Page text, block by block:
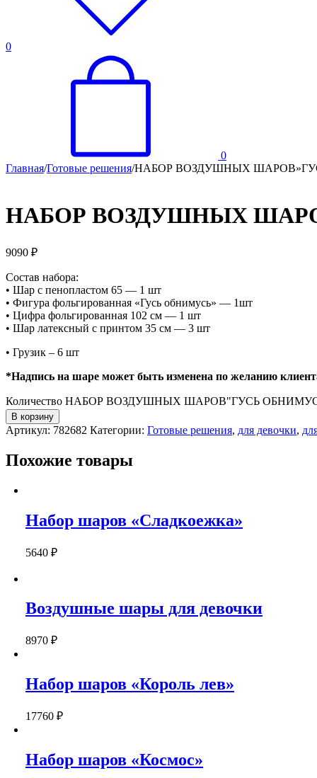
0
0
Главная/Готовые решения/НАБОР ВОЗДУШНЫХ
НАБОР ВОЗДУШНЫХ
9090 ₽
Состав набора:
• Шар с пенопластом 65 — 1 шт
• Фигура фольгированная «Гусь обнимусь» — 1шт
• Цифра фольгированная 102 см — 1 шт
• Шар латексный с принтом 35 см — 3 шт
• Грузик – 6 шт
*Надпись на шаре может быть изменена по желанию
Количество НАБОР ВОЗДУШНЫХ ШАРОВ"ГУСЬ
В корзину
Артикул: 782682 Категории: Готовые решения, для девочки,
Похожие товары
Набор шаров «Сладкоежка»
5640 ₽
Воздушные шары для девочки
8970 ₽
Набор шаров «Король лев»
17760 ₽
Набор шаров «Космос»